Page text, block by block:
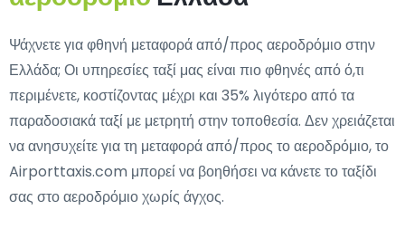
Ψάχνετε για φθηνή μεταφορά από/προς αεροδρόμιο στην
Ελλάδα; Οι υπηρεσίες ταξί μας είναι πιο φθηνές από ό,τι
περιμένετε, κοστίζοντας μέχρι και 35% λιγότερο από τα
παραδοσιακά ταξί με μετρητή στην τοποθεσία. Δεν χρειάζεται
να ανησυχείτε για τη μεταφορά από/προς το αεροδρόμιο, το
Airporttaxis.com μπορεί να βοηθήσει να κάνετε το ταξίδι
σας στο αεροδρόμιο χωρίς άγχος.